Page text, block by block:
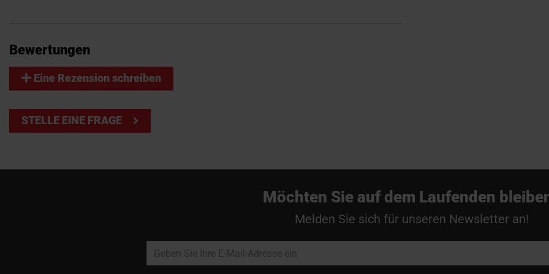
Bewertungen
Eine Rezension schreiben
STELLE EINE FRAGE
Möchten Sie auf dem Laufenden
Melden Sie sich für unseren Newsletter an!